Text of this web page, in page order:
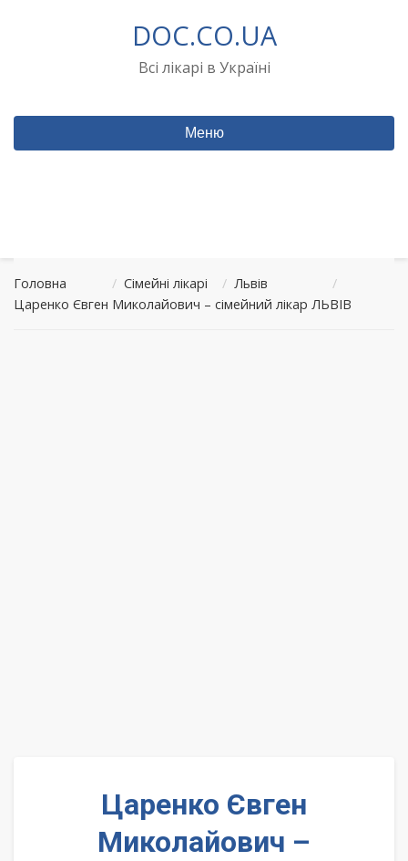
DOC.CO.UA
Всі лікарі в Україні
Меню
Головна / Сімейні лікарі / Львів
/
Царенко Євген Миколайович – сімейний лікар ЛЬВІВ
Царенко Євген
Миколайович –